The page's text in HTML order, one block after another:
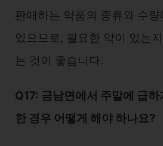
판매하는 약품의 종류와 수
있으므로, 필요한 약이 있는
는 것이 좋습니다.
Q17: 금남면에서 주말에 급
한 경우 어떻게 해야 하나요?